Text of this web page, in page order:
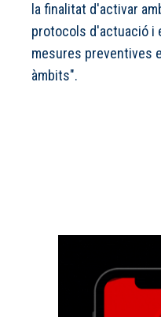
la finalitat d'activar
protocols d'actuació i
mesures preventives
àmbits".